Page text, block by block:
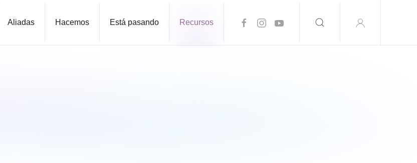
Aliadas Hacemos Está pasando Recursos